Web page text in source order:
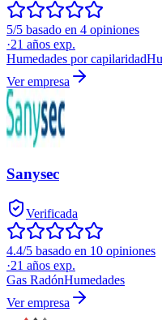
5/5 basado en 4 opiniones
·21 años exp.
Humedades por capilaridad
Ver empresa
Sanysec
Verificada
4.4/5 basado en 10 opiniones
·21 años exp.
Gas RadónHumedades
Ver empresa